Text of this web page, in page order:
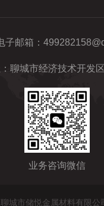
子邮箱：
聊城市经济技术开发
业务咨询微信
城市储悦金属材料有限